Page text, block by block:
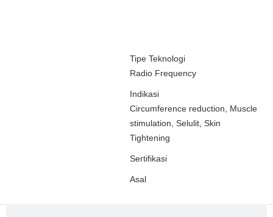
Tipe Teknologi
Radio Frequency
Indikasi
Circumference reduction
Muscle
stimulation Selulit, Skin
Tightening
Sertifikasi
Asal